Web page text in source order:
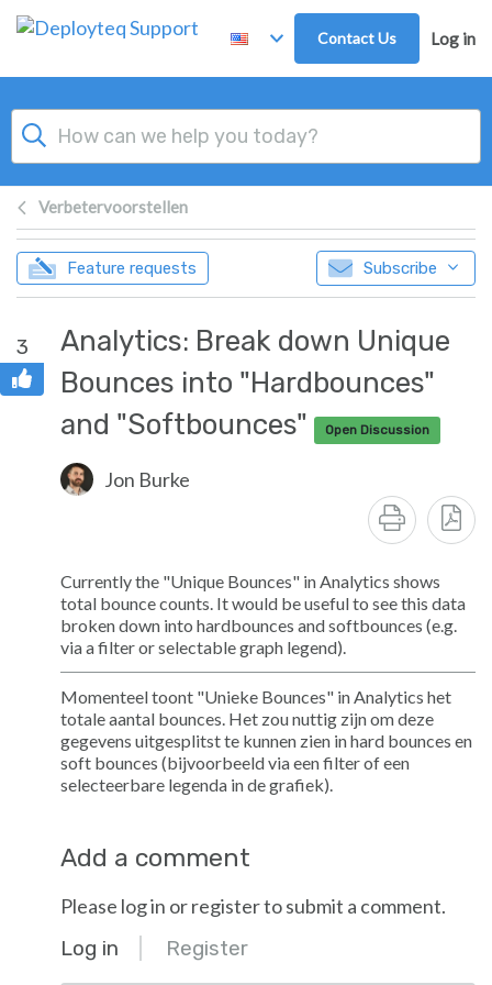
Skip to main content
Contact Us Log in
Verbetervoorstellen
Feature requests Subscribe
3
Analytics: Break down Unique
Bounces into "Hardbounces"
and "Softbounces"
Open Discussion
Jon Burke
Currently the "Unique Bounces" in Analytics shows
total bounce counts. It would be useful to see this data
broken down into hardbounces and softbounces (e.g.
via a filter or selectable graph legend).
Momenteel toont "Unieke Bounces" in Analytics het
totale aantal bounces. Het zou nuttig zijn om deze
gegevens uitgesplitst te kunnen zien in hard bounces en
soft bounces (bijvoorbeeld via een filter of een
selecteerbare legenda in de grafiek).
Add a comment
Please log in or register to submit a comment.
Log in Register